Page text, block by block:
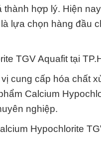
hợp lý. Hiện
lựa chọn hàng đầu
TGV Aquafit tại
cung cấp hóa chất
Calcium
nghiệp.
Hypochlorite